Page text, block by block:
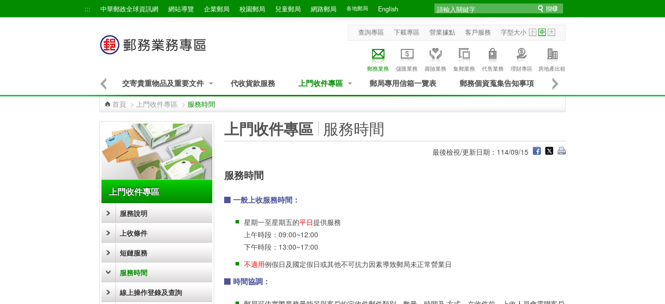
::: 中華郵政全球資訊網 網站導覽 企業郵局 校園郵局 兒童郵局 網路郵局 各地郵局 English
查詢專區 下載專區 營業據點 客戶服務 字型大小
郵務業務 儲匯業務 壽險業務 集郵業務 代售業務 理財專區 房地產出租
交寄貴重物品及重要文件 代收貨款服務 上門收件專區 郵局專用信箱一覽表 郵務個資蒐集告知事項
首頁 > 上門收件專區 > 服務時間
上門收件專區
服務說明
上收條件
短鏈服務
服務時間
線上操作登錄及查詢
上門收件專區 服務時間
最後檢視/更新日期：114/09/15
服務時間
一般上收服務時間：
星期一至星期五的平日提供服務
上午時段：09:00~12:00
下午時段：13:00~17:00
不適用例假日及國定假日或其他不可抗力因素導致郵局未正常營業日
時間協調：